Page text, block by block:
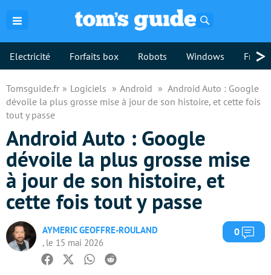
Electricité Forfaits box Robots Windows >
Tomsguide.fr Logiciels Android
Android Auto : Google
dévoile la plus grosse mise à jour de son histoire, et cette fois
tout y passe
Android Auto : Google
dévoile la plus grosse mise
à jour de son histoire, et
cette fois tout y passe
AYMERIC GEOFFRE-ROULAND
, le 15 mai 2026
0
Facebook
TwitterWhatsapp
Reddit